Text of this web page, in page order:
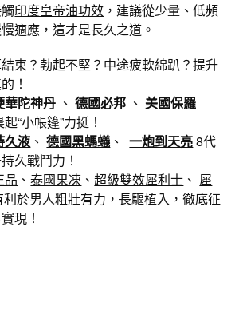
印度皇帝油功效 ，建議從少量、低頻
適應，這才是長久之道。
束？勃起不堅？中途疲軟綿趴？提升
！
華陀神丹 、德國必邦 、美國保羅
“小帳篷”力挺！
久液 、德國黑螞蟻 、一炮到天亮8代
久戰鬥力！
品 、泰國果凍 、超級雙效犀利士 、 犀
利於男人粗壯有力，長驅植入，徹底征
現！